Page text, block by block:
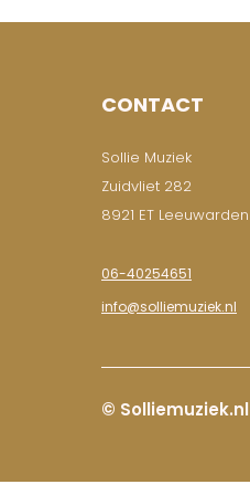
CONTACT
Sollie Muziek
Zuidvliet 282
8921 ET Leeuwarden
06-40254651
info@solliemuziek.nl
© Solliemuziek.nl